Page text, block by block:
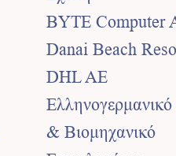
BYTE Computer
Danai Beach
DHL AE
& Βιομηχανικό